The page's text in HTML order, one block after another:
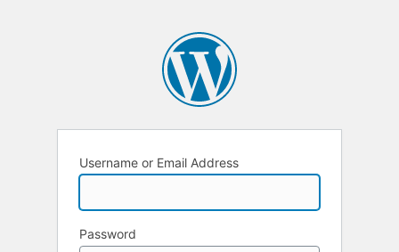
Username or Email Address
Password